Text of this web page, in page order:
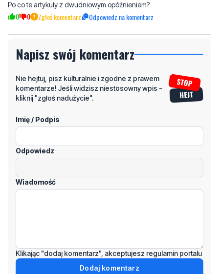
Po co te artykuły z dwudniowym opóźnieniem?
0 0 Zgłoś komentarz Odpowiedz na komentarz
Napisz swój komentarz
Nie hejtuj, pisz kulturalnie i zgodne z prawem
komentarze! Jeśli widzisz niestosowny wpis -
kliknij "zgłoś nadużycie".
Imię / Podpis
Odpowiedz
Wiadomość
Klikając "dodaj komentarz", akceptujesz regulamin portalu
Dodaj komentarz